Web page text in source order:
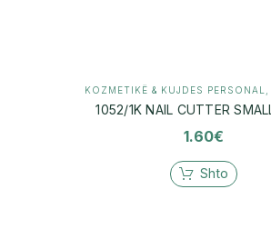
KOZMETIKË & KUJDES PERSONAL
1052/1K NAIL CUTTER
1.60€
Shto